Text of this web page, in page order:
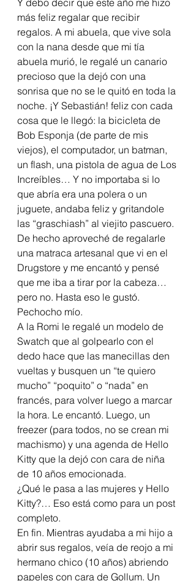
Y debo decir que este año me hizo
más feliz regalar que recibir
regalos. A mi abuela, que vive sola
con la nana desde que mi tía
abuela murió, le regalé un canario
precioso que la dejó con una
sonrisa que no se le quitó en toda la
noche. ¡Y Sebastián! feliz con cada
cosa que le llegó: la bicicleta de
Bob Esponja (de parte de mis
viejos), el computador, un batman,
un flash, una pistola de agua de Los
Increíbles… Y no importaba si lo
que abría era una polera o un
juguete, andaba feliz y gritandole
las “graschiash” al viejito pascuero.
De hecho aproveché de regalarle
una matraca artesanal que vi en el
Drugstore y me encantó y pensé
que me iba a tirar por la cabeza…
pero no. Hasta eso le gustó.
Pechocho mío.
A la Romi le regalé un modelo de
Swatch que al golpearlo con el
dedo hace que las manecillas den
vueltas y busquen un “te quiero
mucho” “poquito” o “nada” en
francés, para volver luego a marcar
la hora. Le encantó. Luego, un
freezer (para todos, no se crean mi
machismo) y una agenda de Hello
Kitty que la dejó con cara de niña
de 10 años emocionada.
¿Qué le pasa a las mujeres y Hello
Kitty?… Eso está como para un post
completo.
En fin. Mientras ayudaba a mi hijo a
abrir sus regalos, veía de reojo a mi
hermano chico (10 años) abriendo
papeles con cara de Gollum. Un